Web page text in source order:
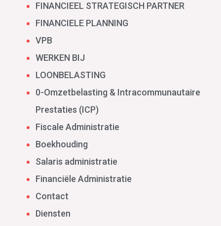
FINANCIEEL STRATEGISCH PARTNER
FINANCIELE PLANNING
VPB
WERKEN BIJ
LOONBELASTING
0-Omzetbelasting & Intracommunautaire
Prestaties (ICP)
Fiscale Administratie
Boekhouding
Salaris administratie
Financiële Administratie
Contact
Diensten